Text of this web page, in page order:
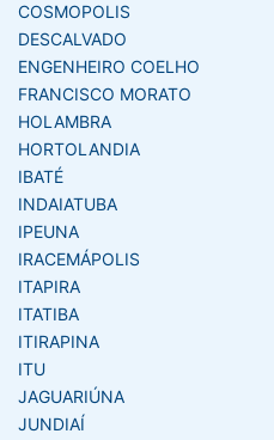
COSMOPOLIS
DESCALVADO
ENGENHEIRO COELHO
FRANCISCO MORATO
HOLAMBRA
HORTOLANDIA
IBATÉ
INDAIATUBA
IPEUNA
IRACEMÁPOLIS
ITAPIRA
ITATIBA
ITIRAPINA
ITU
JAGUARIÚNA
JUNDIAÍ